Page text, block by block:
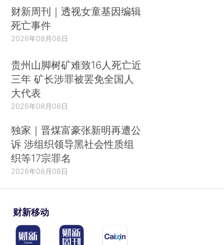
财新周刊｜透视女童基因编辑
死亡事件
2026年08月08日
贵州山脚树矿难致16人死亡近
三年 矿长涉罪被罢免全国人
大代表
2026年08月08日
独家｜晋煤富豪张新明再遭公
诉 涉组织领导黑社会性质组
织等17宗罪名
2026年08月08日
财新移动